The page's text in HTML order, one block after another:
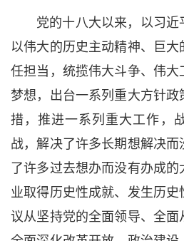
党的十八大以来，以习
以伟大的历史主动精神、巨
任担当，统揽伟大斗争、伟
梦想，出台一系列重大方针
措，推进一系列重大工作，
战，解决了许多长期想解决
了许多过去想办而没有办成
业取得历史性成就、发生历
议从坚持党的全面领导、全面